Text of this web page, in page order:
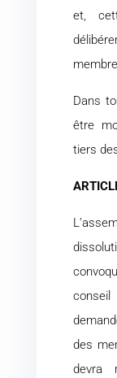
et,
Dans
être
tiers
des
devra